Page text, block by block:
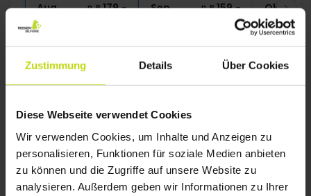
Zustimmung Details Über Cookies
Diese Webseite verwendet Cookies
Wir verwenden Cookies, um Inhalte und Anzeigen zu
personalisieren, Funktionen für soziale Medien anbieten
zu können und die Zugriffe auf unsere Website zu
analysieren. Außerdem geben wir Informationen zu Ihrer
Aug p. P.179,- Sep p. P.159,-
Gesamt 318,-
Okt
Mehr anzeigen